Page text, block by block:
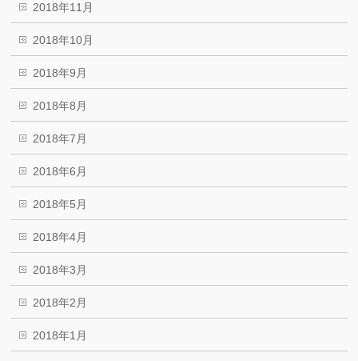
2018年11月
2018年10月
2018年9月
2018年8月
2018年7月
2018年6月
2018年5月
2018年4月
2018年3月
2018年2月
2018年1月